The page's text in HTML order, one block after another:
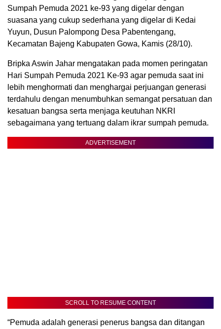
Sumpah Pemuda 2021 ke-93 yang digelar dengan
suasana yang cukup sederhana yang digelar di Kedai
Yuyun, Dusun Palompong Desa Pabentengang,
Kecamatan Bajeng Kabupaten Gowa, Kamis (28/10).
Bripka Aswin Jahar mengatakan pada momen peringatan
Hari Sumpah Pemuda 2021 Ke-93 agar pemuda saat ini
lebih menghormati dan menghargai perjuangan generasi
terdahulu dengan menumbuhkan semangat persatuan dan
kesatuan bangsa serta menjaga keutuhan NKRI
sebagaimana yang tertuang dalam ikrar sumpah pemuda.
ADVERTISEMENT
SCROLL TO RESUME CONTENT
“Pemuda adalah generasi penerus bangsa dan ditangan